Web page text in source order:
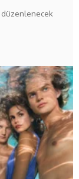
düzenlenecek